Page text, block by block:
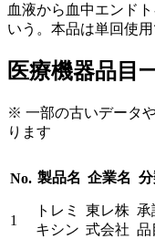
血液から血中エンド
いう。本品は単回使用
医療機器品目
※ 一部の古いデータ
ります
No. 製品名 企業名
1
トレミ
キシン
東レ株
式会社
承
品